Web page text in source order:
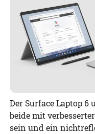
Der Surface Laptop 6
beide mit
sein und ein